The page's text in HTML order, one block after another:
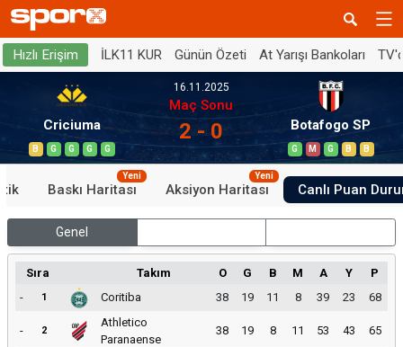
Hızlı Erişim İLK11 KUR Günün Özeti At Yarışı Bankoları
Criciuma
B G G G G
16.11.2025
Maç Sonu
2 - 0 Botafogo SP
G M G B B
Baskı Haritası
Yeni
Aksiyon Haritası
Yeni
Canlı Puan
Genel
Sıra Takım O G B M A Y
P
-
1 Coritiba 38 19 11 8 39 23 68
- 2
Athletico
Paranaense
38 19 8 11 53 43 65